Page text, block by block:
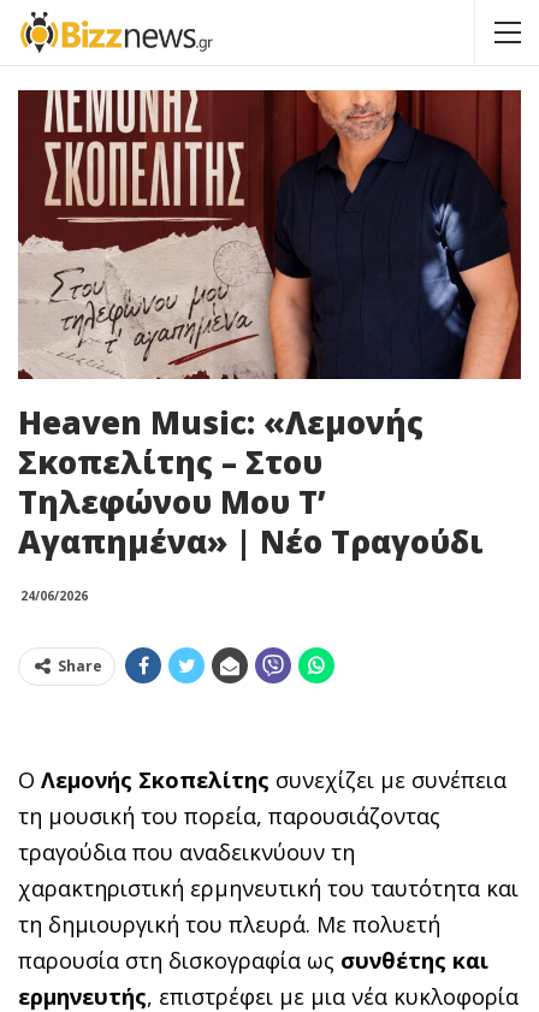
Heaven Music: «Λεμονής
Σκοπελίτης – Στου
Τηλεφώνου Μου Τ’
Αγαπημένα» | Νέο Τραγούδι
24/06/2026
Share
Ο Λεμονής Σκοπελίτης συνεχίζει με συνέπεια
τη μουσική του πορεία, παρουσιάζοντας
τραγούδια που αναδεικνύουν τη
χαρακτηριστική ερμηνευτική του ταυτότητα και
τη δημιουργική του πλευρά. Με πολυετή
παρουσία στη δισκογραφία ως συνθέτης και
ερμηνευτής, επιστρέφει με μια νέα κυκλοφορία